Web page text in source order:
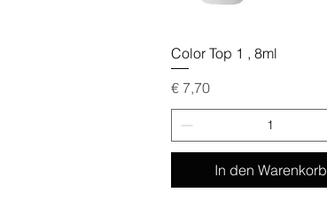
Schnellansicht
Color Top 1 , 8ml
Preis
€ 7,70
In den Warenkorb